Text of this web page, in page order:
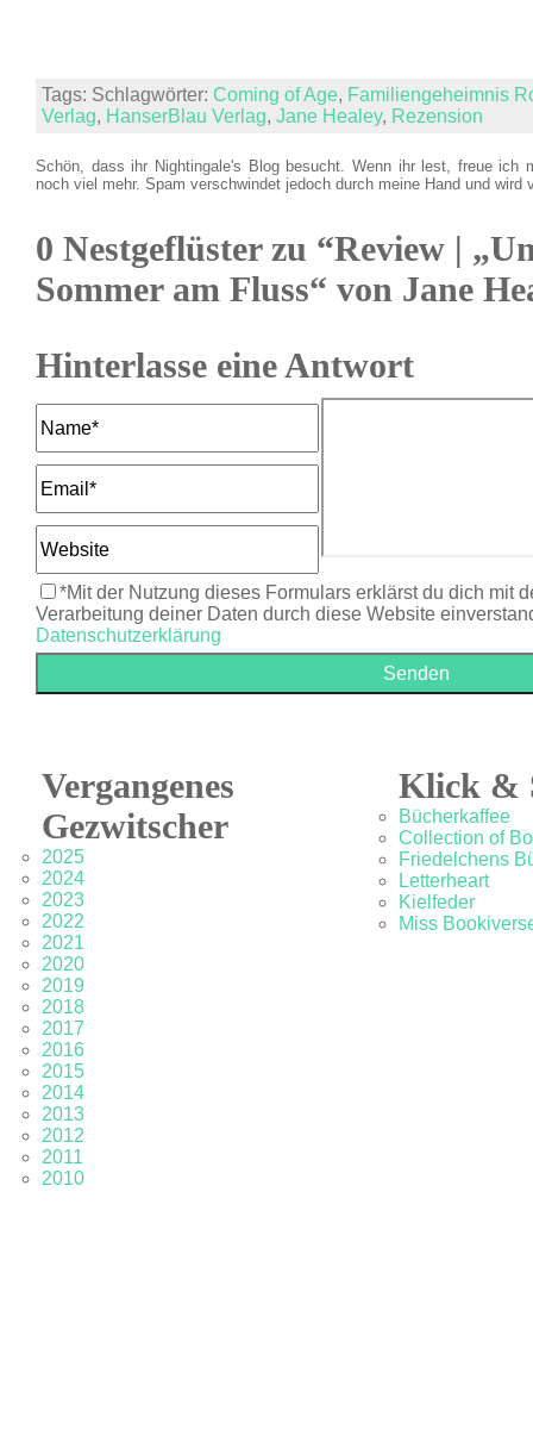
Tags: Schlagwörter: Coming of Age, Familiengeheimnis
Verlag, HanserBlau Verlag, Jane Healey, Rezension
Schön, dass ihr Nightingale's Blog besucht. Wenn ihr lest, freue ich
noch viel mehr. Spam verschwindet jedoch durch meine Hand und wird
0 Nestgeflüster zu “Review |
Sommer am Fluss“ von Jane
Hinterlasse eine Antwort
*Mit der Nutzung dieses Formulars erklärst du dich mit
Verarbeitung deiner Daten durch diese Website
Datenschutzerklärung
Vergangenes
Gezwitscher
2025
2024
2023
2022
2021
2020
2019
2018
2017
2016
2015
2014
2013
2012
2011
2010
Klick &
Bücherkaffee
Collection of
Friedelchens
Letterheart
Kielfeder
Miss